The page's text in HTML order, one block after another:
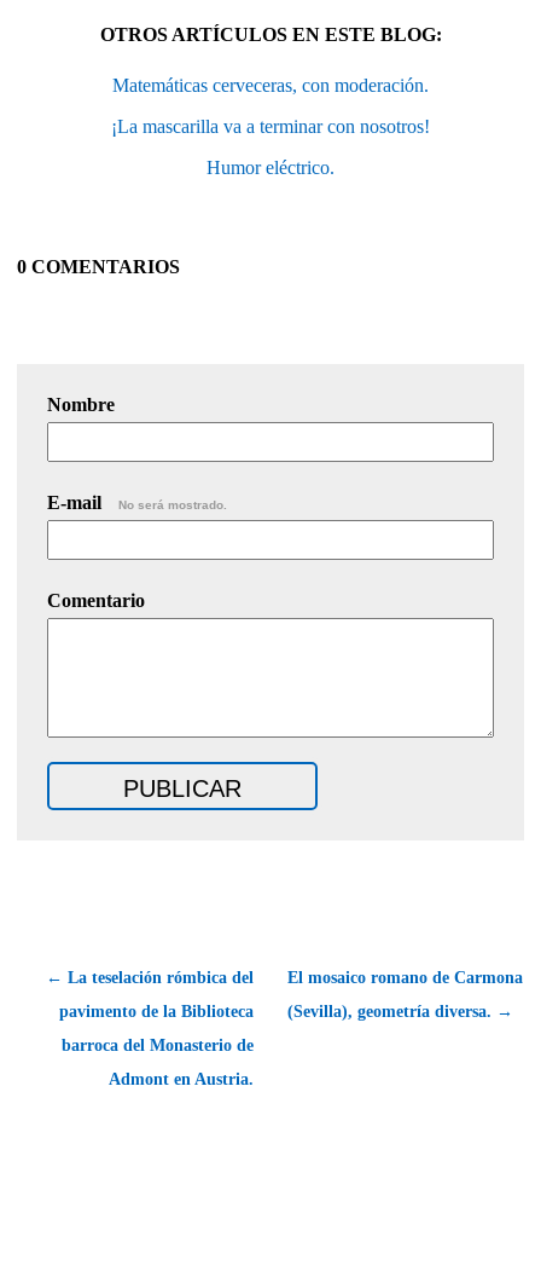
OTROS ARTÍCULOS EN ESTE BLOG:
Matemáticas cerveceras, con moderación.
¡La mascarilla va a terminar con nosotros!
Humor eléctrico.
0 COMENTARIOS
Nombre
E-mail No será mostrado.
Comentario
← La teselación rómbica del
pavimento de la Biblioteca
barroca del Monasterio de
Admont en Austria.
El mosaico romano de Carmona
(Sevilla), geometría diversa. →